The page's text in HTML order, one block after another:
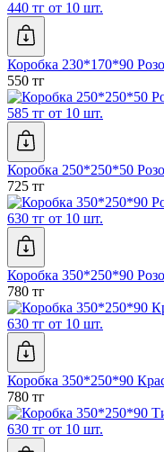
440 тг от 10 шт.
Коробка 230*170*90
550 тг
585 тг от 10 шт.
Коробка 250*250*50
725 тг
630 тг от 10 шт.
Коробка 350*250*90
780 тг
630 тг от 10 шт.
Коробка 350*250*90
780 тг
630 тг от 10 шт.